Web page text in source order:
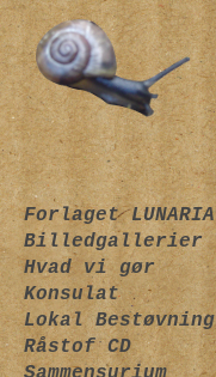
Forlaget LUNARIA
Billedgallerier
Hvad vi gør
Konsulat
Lokal Bestøvning
Råstof CD